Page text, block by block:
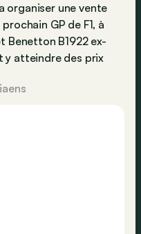
organiser une vente
GP de F1, à
Benetton B1922 ex-
y atteindre des prix